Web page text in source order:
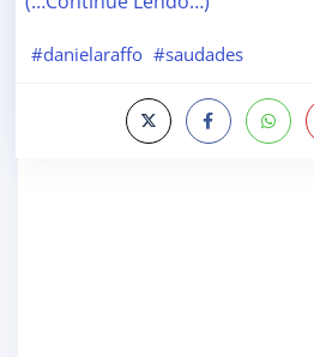
#danielaraffo #saudades